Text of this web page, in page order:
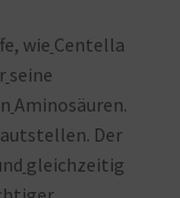
wie Centella
seine
Aminosäuren.
Der
gleichzeitig